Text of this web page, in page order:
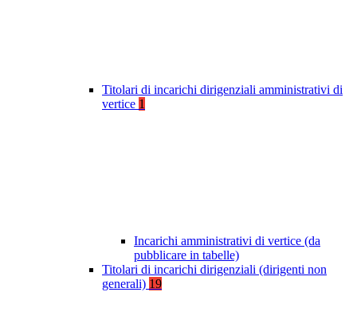
Titolari di incarichi dirigenziali amministrativi di
vertice 1
Incarichi amministrativi di vertice (da
pubblicare in tabelle)
Titolari di incarichi dirigenziali (dirigenti non
generali) 19